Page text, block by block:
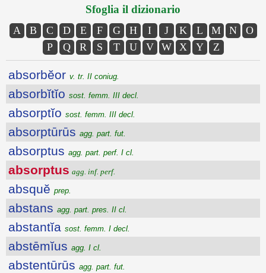
Sfoglia il dizionario
A B C D E F G H I J K L M N
O
P
Q R S T U V W X Y Z
absorbĕor v. tr. II coniug.
absorbĭtĭo sost. femm. III decl.
absorptĭo sost. femm. III decl.
absorptūrūs agg. part. fut.
absorptus agg. part. perf. I cl.
absorptus agg. inf. perf.
absquĕ prep.
abstans agg. part. pres. II cl.
abstantĭa sost. femm. I decl.
abstēmĭus agg. I cl.
abstentūrūs agg. part. fut.